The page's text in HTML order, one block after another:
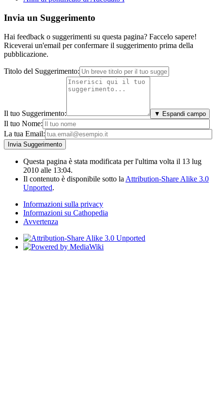
Invia un Suggerimento
Hai feedback o suggerimenti su questa pagina? Faccelo sapere!
Riceverai un'email per confermare il suggerimento prima della
pubblicazione.
Titolo del Suggerimento:
Il tuo Suggerimento: ▼ Espandi campo
Il tuo Nome:
La tua Email:
Questa pagina è stata modificata per l'ultima volta il 13 lug
2010 alle 13:04.
Il contenuto è disponibile sotto la Attribution-Share Alike 3.0
Unported.
Informazioni sulla privacy
Informazioni su Cathopedia
Avvertenza